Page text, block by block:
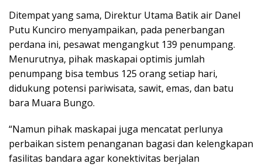
Ditempat yang sama, Direktur Utama Batik air Danel
Putu Kunciro menyampaikan, pada penerbangan
perdana ini, pesawat mengangkut 139 penumpang.
Menurutnya, pihak maskapai optimis jumlah
penumpang bisa tembus 125 orang setiap hari,
didukung potensi pariwisata, sawit, emas, dan batu
bara Muara Bungo.
“Namun pihak maskapai juga mencatat perlunya
perbaikan sistem penanganan bagasi dan kelengkapan
fasilitas bandara agar konektivitas berjalan